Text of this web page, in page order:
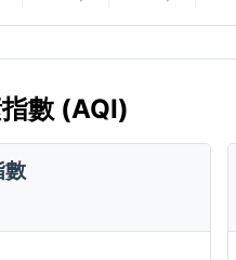
數 (AQI)
數